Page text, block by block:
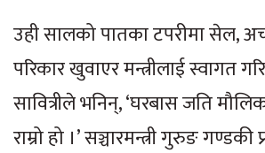
उही सालको पातका टपरीमा सेल,
परिकार खुवाएर मन्त्रीलाई स्वागत
सावित्रीले भनिन्, ‘घरबास जति
राम्रो हो ।’ सञ्चारमन्त्री गुरुङ